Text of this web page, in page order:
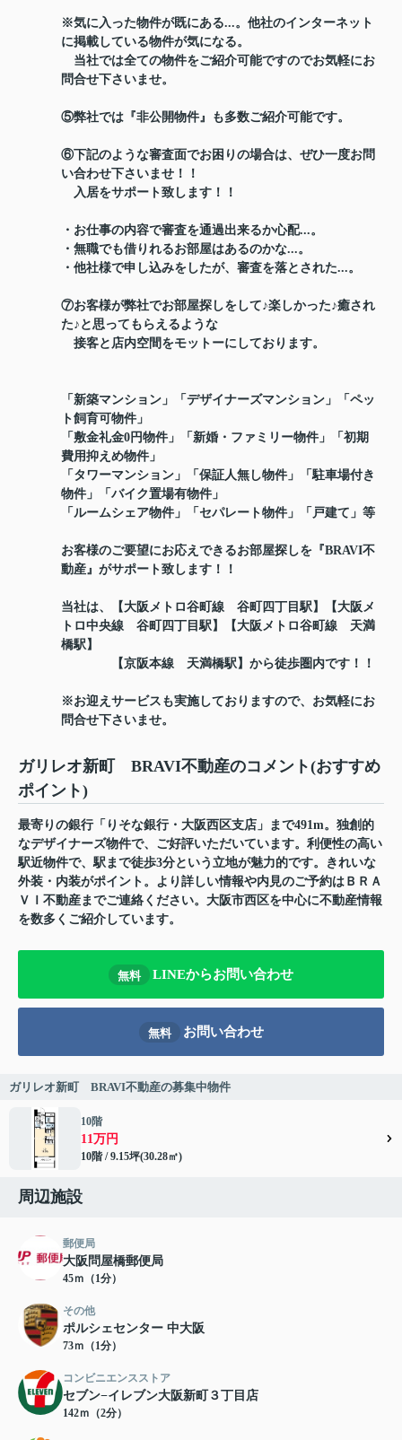
※気に入った物件が既にある...。他社のインターネット
に掲載している物件が気になる。
当社では全ての物件をご紹介可能ですのでお気軽にお
問合せ下さいませ。
⑤弊社では『非公開物件』も多数ご紹介可能です。
⑥下記のような審査面でお困りの場合は、ぜひ一度お問
い合わせ下さいませ！！
入居をサポート致します！！
・お仕事の内容で審査を通過出来るか心配...。
・無職でも借りれるお部屋はあるのかな...。
・他社様で申し込みをしたが、審査を落とされた...。
⑦お客様が弊社でお部屋探しをして♪楽しかった♪癒され
た♪と思ってもらえるような
接客と店内空間をモットーにしております。
「新築マンション」「デザイナーズマンション」「ペッ
ト飼育可物件」
「敷金礼金0円物件」「新婚・ファミリー物件」「初期
費用抑えめ物件」
「タワーマンション」「保証人無し物件」「駐車場付き
物件」「バイク置場有物件」
「ルームシェア物件」「セパレート物件」「戸建て」等
お客様のご要望にお応えできるお部屋探しを『BRAVI不
動産』がサポート致します！！
当社は、【大阪メトロ谷町線 谷町四丁目駅】【大阪メ
トロ中央線 谷町四丁目駅】【大阪メトロ谷町線 天満
橋駅】
【京阪本線 天満橋駅】から徒歩圏内です！！
※お迎えサービスも実施しておりますので、お気軽にお
問合せ下さいませ。
ガリレオ新町 BRAVI不動産のコメント(おすすめ
ポイント)
最寄りの銀行「りそな銀行・大阪西区支店」まで491m。独創的
なデザイナーズ物件で、ご好評いただいています。利便性の高い
駅近物件で、駅まで徒歩3分という立地が魅力的です。きれいな
外装・内装がポイント。より詳しい情報や内見のご予約はＢＲＡ
ＶＩ不動産までご連絡ください。大阪市西区を中心に不動産情報
を数多くご紹介しています。
無料 LINEからお問い合わせ
無料 お問い合わせ
ガリレオ新町 BRAVI不動産の募集中物件
10階
11万円
10階 / 9.15坪(30.28㎡)
周辺施設
郵便局
大阪問屋橋郵便局
45ｍ（1分）
その他
ポルシェセンター 中大阪
73ｍ（1分）
コンビニエンスストア
セブン−イレブン大阪新町３丁目店
142ｍ（2分）